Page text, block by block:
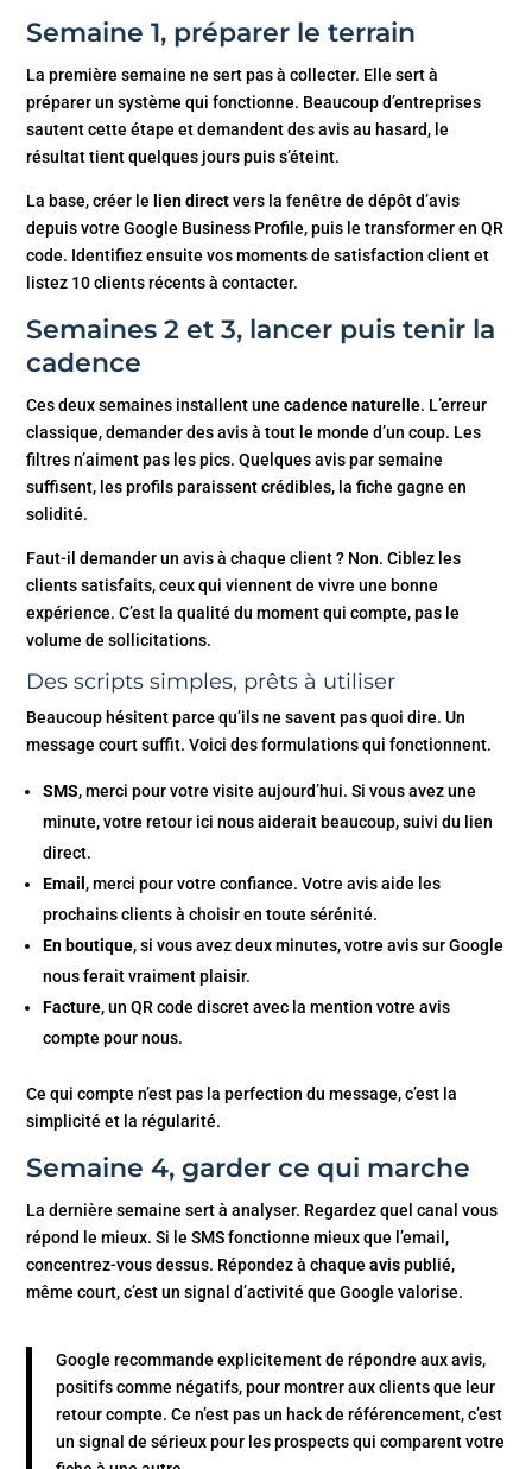
Semaine 1, préparer le terrain
La première semaine ne sert pas à collecter. Elle sert à
préparer un système qui fonctionne. Beaucoup d’entreprises
sautent cette étape et demandent des avis au hasard, le
résultat tient quelques jours puis s’éteint.
La base, créer le lien directvers la fenêtre de dépôt d’avis
depuis votre Google Business Profile, puis le transformer en QR
code. Identifiez ensuite vos moments de satisfaction client et
listez 10 clients récents à contacter.
Semaines 2 et 3, lancer puis tenir la
cadence
Ces deux semaines installent unecadence naturelle. L’erreur
classique, demander des avis à tout le monde d’un coup. Les
filtres n’aiment pas les pics. Quelques avis par semaine
suffisent, les profils paraissent crédibles, la fiche gagne en
solidité.
Faut-il demander un avis à chaque client ? Non. Ciblez les
clients satisfaits, ceux qui viennent de vivre une bonne
expérience. C’est la qualité du moment qui compte, pas le
volume de sollicitations.
Des scripts simples, prêts à utiliser
Beaucoup hésitent parce qu’ils ne savent pas quoi dire. Un
message court suffit. Voici des formulations qui fonctionnent.
SMS, merci pour votre visite aujourd’hui. Si vous avez une
minute, votre retour ici nous aiderait beaucoup, suivi du lien
direct.
Email , merci pour votre confiance. Votre avis aide les
prochains clients à choisir en toute sérénité.
En boutique, si vous avez deux minutes, votre avis sur Google
nous ferait vraiment plaisir.
Facture, un QR code discret avec la mention votre avis
compte pour nous.
Ce qui compte n’est pas la perfection du message, c’est la
simplicité et la régularité.
Semaine 4, garder ce qui marche
La dernière semaine sert à analyser. Regardez quel canal vous
répond le mieux. Si le SMS fonctionne mieux que l’email,
concentrez-vous dessus. Répondez à chaqueavispublié,
même court, c’est un signal d’activité que Google valorise.
Google recommande explicitement de répondre aux avis,
positifs comme négatifs, pour montrer aux clients que leur
retour compte. Ce n’est pas un hack de référencement, c’est
un signal de sérieux pour les prospects qui comparent votre